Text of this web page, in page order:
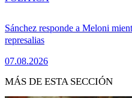
Sánchez responde a Meloni
represalias
07.08.2026
MÁS DE ESTA SECCIÓN